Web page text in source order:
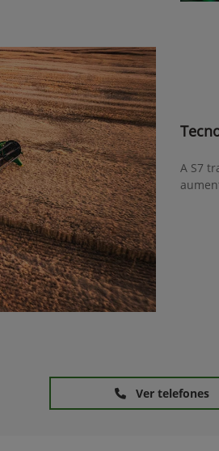
A S7
Ver telefones